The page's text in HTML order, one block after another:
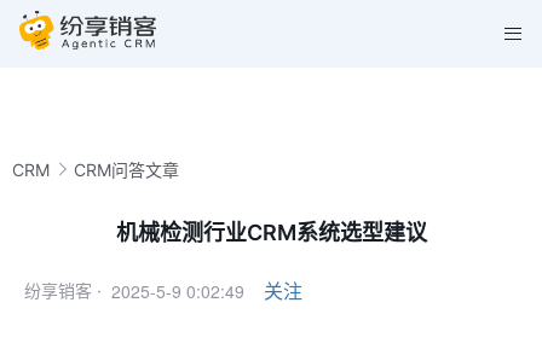
CRM CRM问答文章
机械检测行业CRM系统选型建议
纷享销客 · 2025-5-9 0:02:49 关注